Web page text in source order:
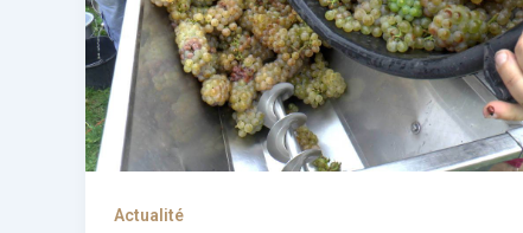
Actualité